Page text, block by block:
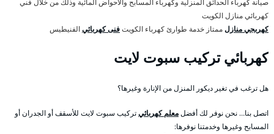
صيانة كهرباء الحدائق المنزلية وكهرباء المسابح والاحواض المائية وذلك من خلال فني
كهربائي منازل الكويت
كهربجي منازلممتاز خدمة طوارئ كهرباء الكويتفنى كهربائيالفنيطيس
كهربائي تركيب سبوت لايت
هل ترغب في تغير ديكور المنزل من الإنارة وغيرها؟
اتصل بنا… نحن نوفر لك أفضلمعلم كهربائيتركيب سبوت لايت للأسقف أو الجدران أو
المسابح وغيرها وخدمتنا نوفرها: